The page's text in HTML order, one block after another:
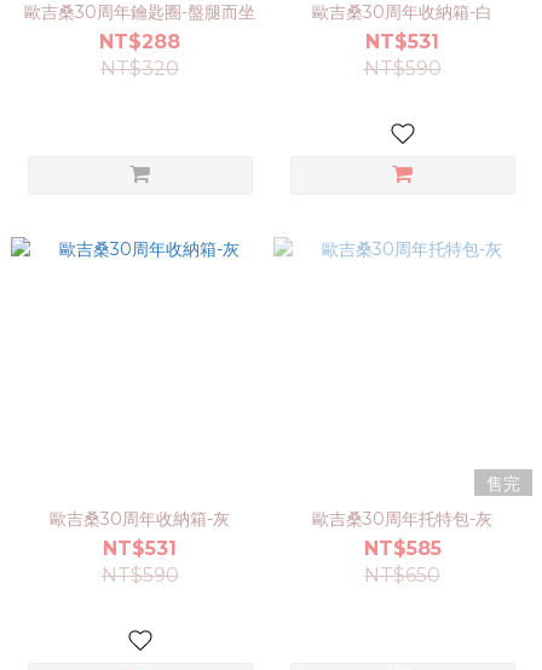
歐吉桑30周年鑰匙圈-盤腿而坐
NT$288
NT$320
歐吉桑30周年收納箱-白
NT$531
NT$590
歐吉桑30周年收納箱-灰
NT$531
NT$590
售完
歐吉桑30周年托特包-灰
NT$585
NT$650